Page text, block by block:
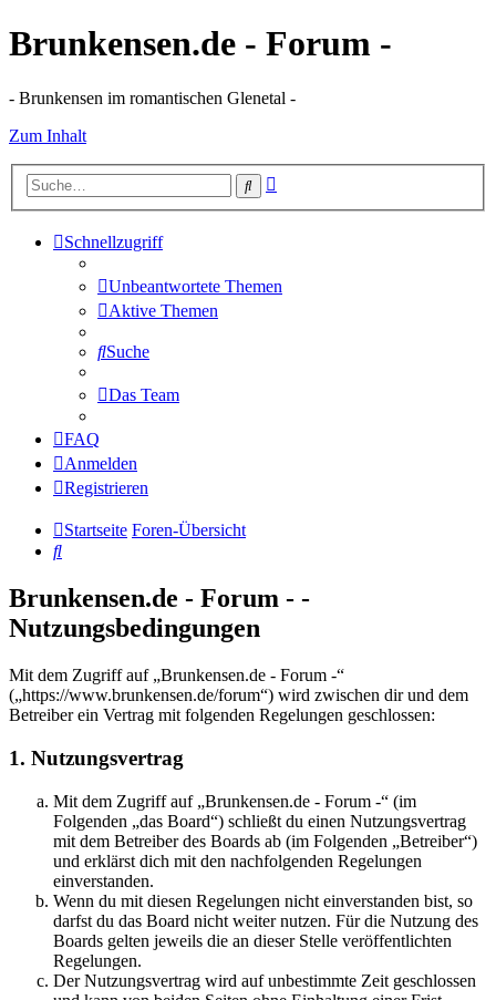
Brunkensen.de - Forum -
- Brunkensen im romantischen Glenetal -
Zum Inhalt
Suche
Schnellzugriff
Unbeantwortete Themen
Aktive Themen
Suche
Das Team
FAQ
Anmelden
Registrieren
Startseite Foren-Übersicht
Suche
Brunkensen.de - Forum - -
Nutzungsbedingungen
Mit dem Zugriff auf „Brunkensen.de - Forum -“
(„https://www.brunkensen.de/forum“) wird zwischen dir und dem
Betreiber ein Vertrag mit folgenden Regelungen geschlossen:
1. Nutzungsvertrag
Mit dem Zugriff auf „Brunkensen.de - Forum -“ (im
Folgenden „das Board“) schließt du einen Nutzungsvertrag
mit dem Betreiber des Boards ab (im Folgenden „Betreiber“)
und erklärst dich mit den nachfolgenden Regelungen
einverstanden.
Wenn du mit diesen Regelungen nicht einverstanden bist, so
darfst du das Board nicht weiter nutzen. Für die Nutzung des
Boards gelten jeweils die an dieser Stelle veröffentlichten
Regelungen.
Der Nutzungsvertrag wird auf unbestimmte Zeit geschlossen